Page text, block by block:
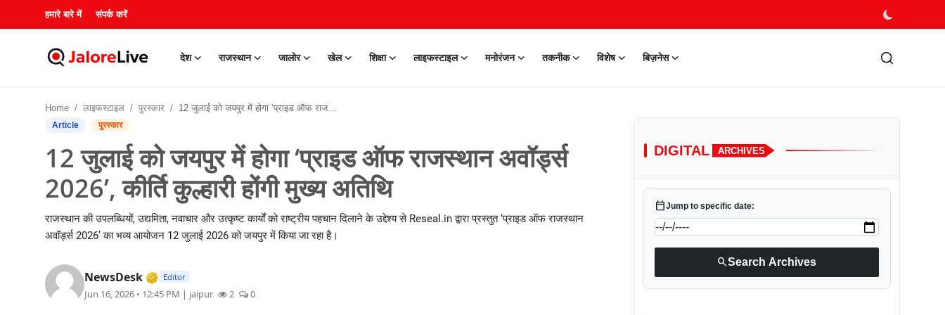
हमारे बारे में संपर्क करें
देश राजस्थान जालोर खेल शिक्षा लाइफस्टाइल मनोरंजन तकनीक विशेष बिज़नेस
राजस्थान
Home लाइफस्टाइल पुरस्कार 12 जुलाई को जयपुर में होगा ‘प्राइड ऑफ राजस्थान अवॉर्ड्स 2026’, कीर्ति कुल्हारी होंगी मुख्य अतिथि
Article पुरस्कार
12 जुलाई को जयपुर में होगा ‘प्राइड ऑफ राजस्थान अवॉर्ड्स
2026’, कीर्ति कुल्हारी होंगी मुख्य अतिथि
राजस्थान की उपलब्धियों, उद्यमिता, नवाचार और उत्कृष्ट कार्यों को राष्ट्रीय पहचान दिलाने के उद्देश्य से Reseal.in द्वारा प्रस्तुत ‘प्राइड ऑफ राजस्थान
अवॉर्ड्स 2026’ का भव्य आयोजन 12 जुलाई 2026 को जयपुर में किया जा रहा है।
NewsDesk Verified Media or Organization • 28 May, 2026
Editor
Jun 16, 2026 • 12:45 PM | jaipur 2 0
DIGITAL ARCHIVES
calendar_todayJump to specific date:
searchSearch Archives